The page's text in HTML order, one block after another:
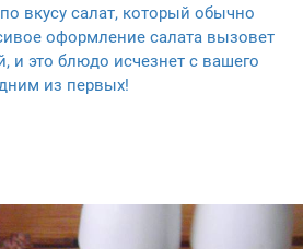
вкусу салат, который обычно
оформление салата вызовет
и это блюдо исчезнет с вашего
из первых!